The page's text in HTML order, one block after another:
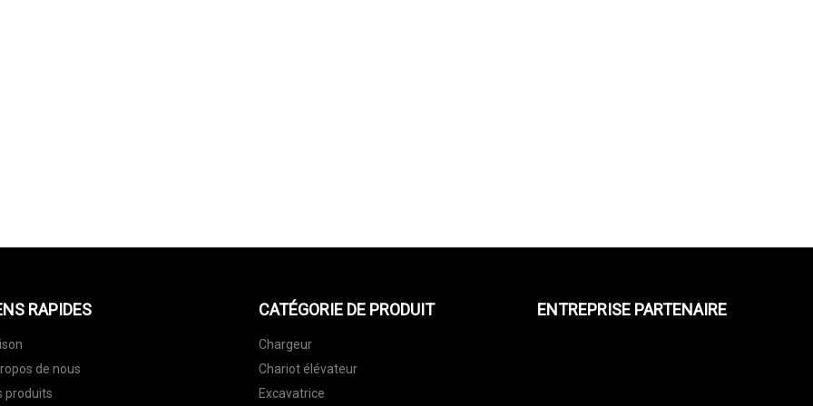
RAPIDES
de nous
produits
CATÉGORIE DE PRODUIT
Chargeur
Chariot élévateur
Excavatrice
ENTREPRISE PARTENAIRE